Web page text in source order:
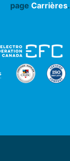
page Carrières.